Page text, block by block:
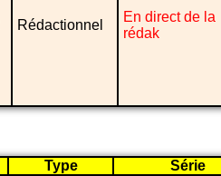
Rédactionnel
En direct de la
rédak
Type Série